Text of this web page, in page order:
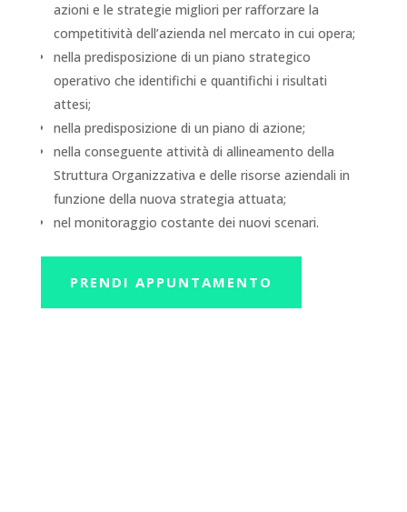
azioni e le strategie migliori per rafforzare la
competitività dell’azienda nel mercato in cui opera;
nella predisposizione di un piano strategico
operativo che identifichi e quantifichi i risultati
attesi;
nella predisposizione di un piano di azione;
nella conseguente attività di allineamento della
Struttura Organizzativa e delle risorse aziendali in
funzione della nuova strategia attuata;
nel monitoraggio costante dei nuovi scenari.
PRENDI APPUNTAMENTO